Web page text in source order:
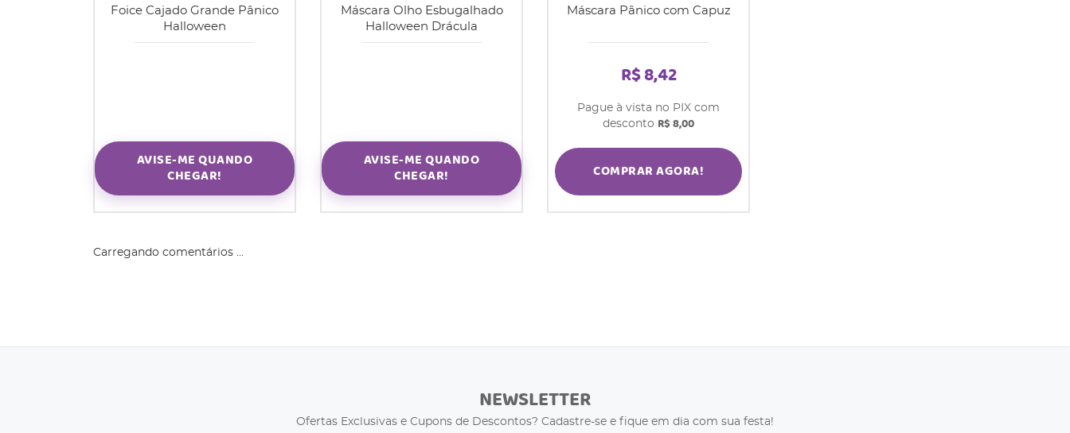
Foice Cajado Grande Pânico
Halloween
AVISE-ME QUANDO
CHEGAR!
Máscara Olho Esbugalhado
Halloween Drácula
AVISE-ME QUANDO
CHEGAR!
Máscara Pânico com Capuz
R$ 8,42
Pague à vista no PIX com
desconto R$ 8,00
COMPRAR AGORA!
Carregando comentários ...
NEWSLETTER
Ofertas Exclusivas e Cupons de Descontos? Cadastre-se e fique em dia com sua festa!